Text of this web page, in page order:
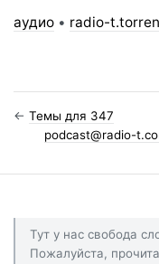
аудио • radio-
← Темы для 347
podcast@radio-
Тут у нас свобода
Пожалуйста,